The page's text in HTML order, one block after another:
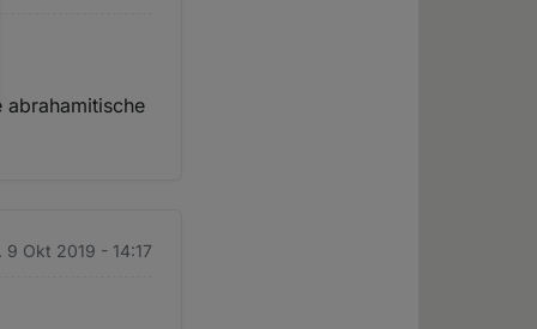
abrahamitische
9 Okt 2019 - 14:17